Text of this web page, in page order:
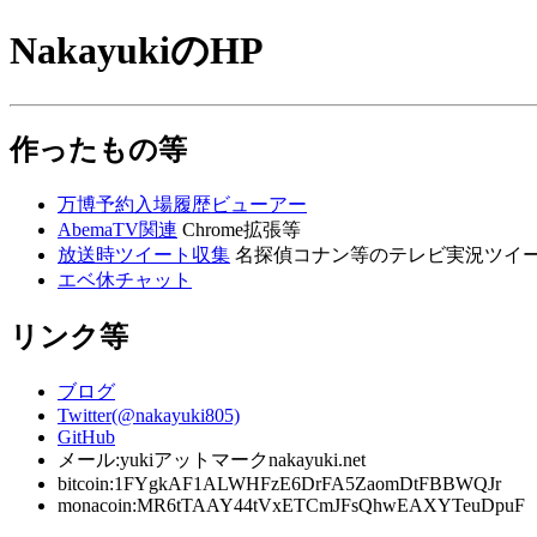
NakayukiのHP
作ったもの等
万博予約入場履歴ビューアー
AbemaTV関連 Chrome拡張等
放送時ツイート収集 名探偵コナン等のテレビ実況ツイ
エベ休チャット
リンク等
ブログ
Twitter(@nakayuki805)
GitHub
メール:yukiアットマークnakayuki.net
bitcoin:1FYgkAF1ALWHFzE6DrFA5ZaomDtFBBWQJr
monacoin:MR6tTAAY44tVxETCmJFsQhwEAXYTeuDpuF